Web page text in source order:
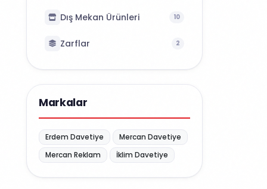
Dış Mekan Ürünleri 10
Zarflar 2
Markalar
Erdem Davetiye
Mercan Davetiye
Mercan Reklam
İklim Davetiye